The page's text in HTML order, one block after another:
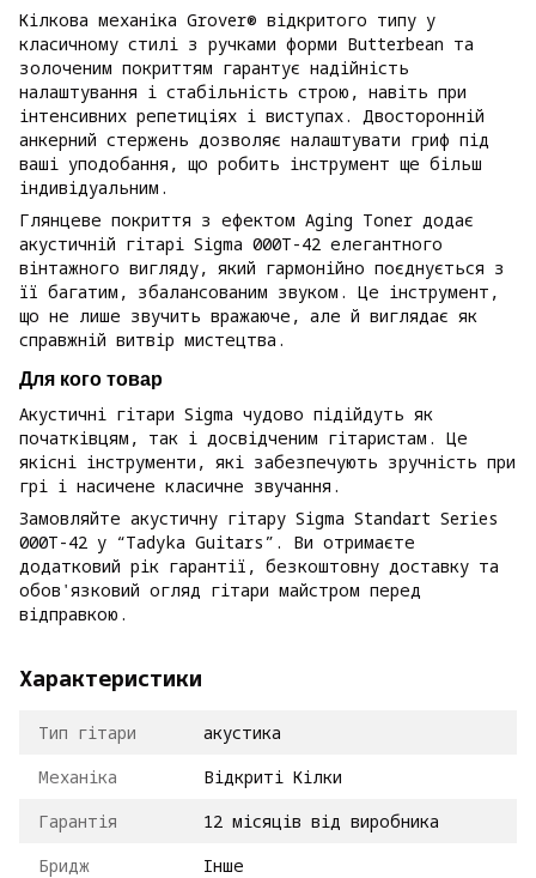
Кілкова механіка Grover® відкритого типу у
класичному стилі з ручками форми Butterbean та
золоченим покриттям гарантує надійність
налаштування і стабільність строю, навіть при
інтенсивних репетиціях і виступах. Двосторонній
анкерний стержень дозволяє налаштувати гриф під
ваші уподобання, що робить інструмент ще більш
індивідуальним.
Глянцеве покриття з ефектом Aging Toner додає
акустичній гітарі Sigma 000T-42 елегантного
вінтажного вигляду, який гармонійно поєднується з
її багатим, збалансованим звуком. Це інструмент,
що не лише звучить вражаюче, але й виглядає як
справжній витвір мистецтва.
Для кого товар
Акустичні гітари Sigma чудово підійдуть як
початківцям, так і досвідченим гітаристам. Це
якісні інструменти, які забезпечують зручність при
грі і насичене класичне звучання.
Замовляйте акустичну гітару Sigma Standart Series
000T-42 у “Tadyka Guitars”. Ви отримаєте
додатковий рік гарантії, безкоштовну доставку та
обов'язковий огляд гітари майстром перед
відправкою.
Характеристики
Тип гітари
акустика
Механіка
Відкриті Кілки
Гарантія
12 місяців від виробника
Бридж
Інше